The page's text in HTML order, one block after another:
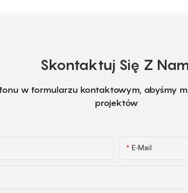
Skontaktuj Się Z
w formularzu kontaktowym, abyśmy
projektów
E-Mail